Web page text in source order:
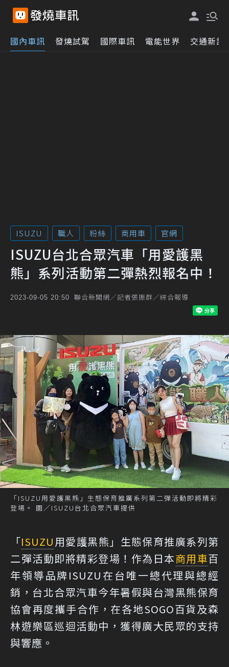
國內車訊 發燒試駕 國際車訊 電能世界 交通新訊
ISUZU 職人 粉絲 商用車 官網
ISUZU台北合眾汽車「用愛護黑
熊」系列活動第二彈熱烈報名中！
2023-09-05 20:50 聯合新聞網／記者張振群／綜合報導
「ISUZU用愛護黑熊」生態保育推廣系列第二彈活動即將精彩
登場。 圖／ISUZU台北合眾汽車提供
「ISUZU用愛護黑熊」生態保育推廣系列第
二彈活動即將精彩登場！作為日本商用車百
年領導品牌ISUZU在台唯一總代理與總經
銷，台北合眾汽車今年暑假與台灣黑熊保育
協會再度攜手合作，在各地SOGO百貨及森
林遊樂區巡迴活動中，獲得廣大民眾的支持
與響應。